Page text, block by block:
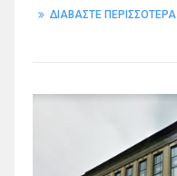
ΔΙΑΒΑΣΤΕ ΠΕΡΙΣΣΟΤΕΡΑ